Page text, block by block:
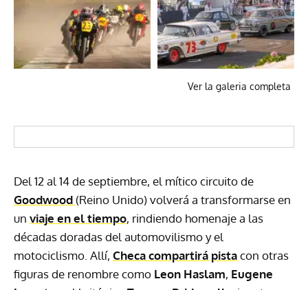
Ver la galeria completa
Del 12 al 14 de septiembre, el mítico circuito de
Goodwood(Reino Unido) volverá a transformarse en
un viaje en el tiempo, rindiendo homenaje a las
décadas doradas del automovilismo y el
motociclismo. Allí, Checacompartirá pistacon otras
figuras de renombre como Leon Haslam, Eugene